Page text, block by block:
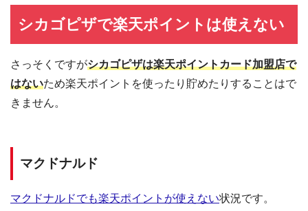
シカゴピザで楽天ポイントは使えない
さっそくですがシカゴピザは楽天ポイントカード加盟店で
はないため楽天ポイントを使ったり貯めたりすることはで
きません。
マクドナルド
マクドナルドでも楽天ポイントが使えない状況です。